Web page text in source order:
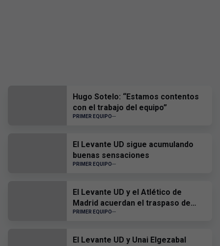
Hugo Sotelo: “Estamos contentos
con el trabajo del equipo”
PRIMER EQUIPO
El Levante UD sigue acumulando
buenas sensaciones
PRIMER EQUIPO
El Levante UD y el Atlético de
Madrid acuerdan el traspaso de
Edgar Alcañiz
PRIMER EQUIPO
El Levante UD y Unai Elgezabal